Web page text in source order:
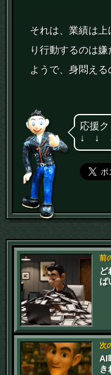
それは、業績は
り行動するのは
ようで、身悶える
応援ク
↓ ↓
前
ど
ば
次
AI
き